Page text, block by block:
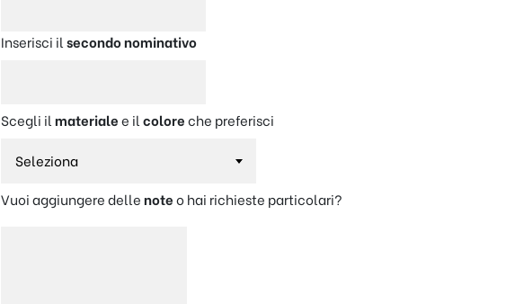
Inserisci ilsecondo nominativo
Scegli ilmaterialee ilcoloreche preferisci
Vuoi aggiungere dellenoteo hai richieste particolari?